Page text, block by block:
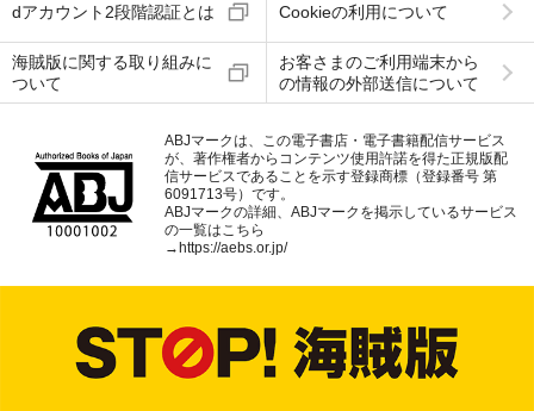
dアカウント2段階認証とは Cookieの利用について
海賊版に関する取り組みに
ついて
お客さまのご利用端末から
の情報の外部送信について
ABJマークは、この電子書店・電子書籍配信サービス
が、著作権者からコンテンツ使用許諾を得た正規版配
信サービスであることを示す登録商標（登録番号 第
6091713号）です。
ABJマークの詳細、ABJマークを掲示しているサービス
の一覧はこちら
→ https://aebs.or.jp/